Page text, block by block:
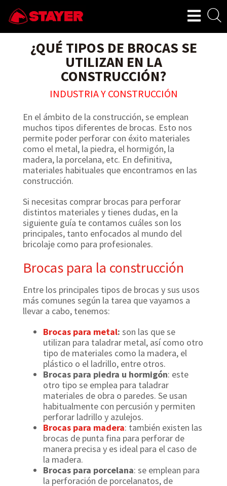
¿QUÉ TIPOS DE BROCAS SE
UTILIZAN EN LA
CONSTRUCCIÓN?
INDUSTRIA Y CONSTRUCCIÓN
En el ámbito de la construcción, se emplean
muchos tipos diferentes de brocas. Esto nos
permite poder perforar con éxito materiales
como el metal, la piedra, el hormigón, la
madera, la porcelana, etc. En definitiva,
materiales habituales que encontramos en las
construcción.
Si necesitas comprar brocas para perforar
distintos materiales y tienes dudas, en la
siguiente guía te contamos cuáles son los
principales, tanto enfocados al mundo del
bricolaje como para profesionales.
Brocas para la construcción
Entre los principales tipos de brocas y sus usos
más comunes según la tarea que vayamos a
llevar a cabo, tenemos:
Brocas para metal: son las que se
utilizan para taladrar metal, así como otro
tipo de materiales como la madera, el
plástico o el ladrillo, entre otros.
Brocas para piedra u hormigón: este
otro tipo se emplea para taladrar
materiales de obra o paredes. Se usan
habitualmente con percusión y permiten
perforar ladrillo y azulejos.
Brocas para madera: también existen las
brocas de punta fina para perforar de
manera precisa y es ideal para el caso de
la madera.
Brocas para porcelana: se emplean para
la perforación de porcelanatos, de